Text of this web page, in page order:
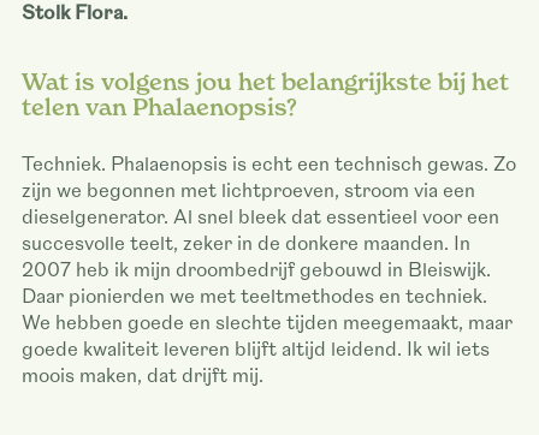
Stolk Flora.
Wat is volgens jou het belangrijkste bij het
telen van Phalaenopsis?
Techniek. Phalaenopsis is echt een technisch gewas. Zo
zijn we begonnen met lichtproeven, stroom via een
dieselgenerator. Al snel bleek dat essentieel voor een
succesvolle teelt, zeker in de donkere maanden. In
2007 heb ik mijn droombedrijf gebouwd in Bleiswijk.
Daar pionierden we met teeltmethodes en techniek.
We hebben goede en slechte tijden meegemaakt, maar
goede kwaliteit leveren blijft altijd leidend. Ik wil iets
moois maken, dat drijft mij.